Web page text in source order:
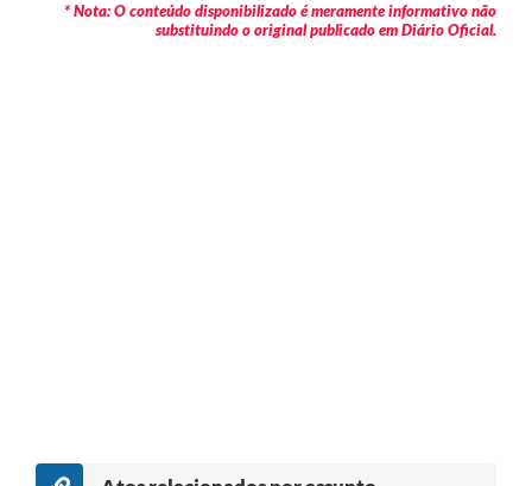
* Nota: O conteúdo disponibilizado é meramente informativo não
substituindo o original publicado em Diário Oficial.